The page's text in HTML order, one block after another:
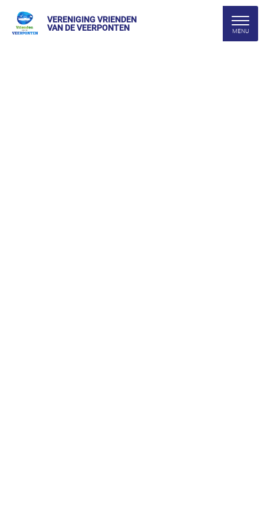
VERENIGING VRIENDEN
VAN DE VEERPONTEN